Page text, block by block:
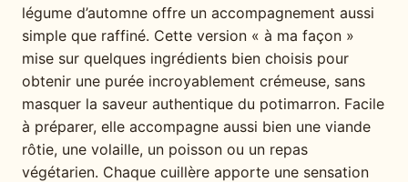
légume d’automne offre un accompagnement aussi
simple que raffiné. Cette version « à ma façon »
mise sur quelques ingrédients bien choisis pour
obtenir une purée incroyablement crémeuse, sans
masquer la saveur authentique du potimarron. Facile
à préparer, elle accompagne aussi bien une viande
rôtie, une volaille, un poisson ou un repas
végétarien. Chaque cuillère apporte une sensation